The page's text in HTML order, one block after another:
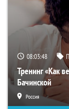
08:03:47
Тренинг «Как
Бачинской
Россия